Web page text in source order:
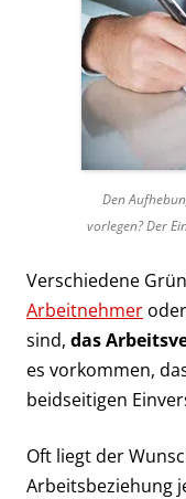
Den
vorlegen? Der
Verschiedene
Arbeitnehmer
sind, das
es vorkommen,
beidseitigen
Oft liegt der
Arbeitsbeziehung